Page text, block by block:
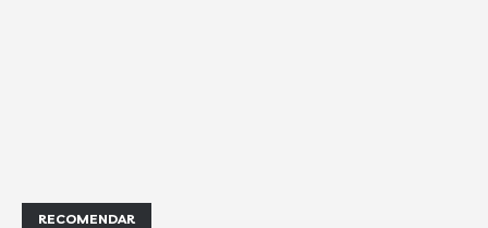
RECOMENDAR